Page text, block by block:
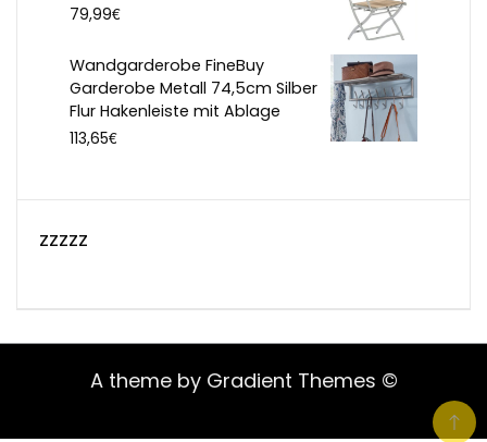
79,99€
Wandgarderobe FineBuy
Garderobe Metall 74,5cm Silber
Flur Hakenleiste mit Ablage
113,65€
zzzzz
A theme by Gradient Themes ©